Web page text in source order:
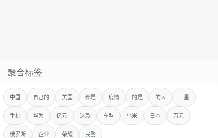
聚合标签
中国 自己的 美国 都是 疫情 的是 的人 三星
手机 华为 亿元 这款 车型 小米 日本 万元
俄罗斯 企业 荣耀 民警